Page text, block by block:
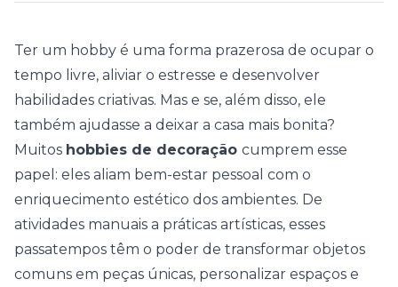
Ter um hobby é uma forma prazerosa de ocupar o
tempo livre, aliviar o estresse e desenvolver
habilidades criativas. Mas e se, além disso, ele
também ajudasse a deixar a casa mais bonita?
Muitos hobbies de decoração cumprem esse
papel: eles aliam bem-estar pessoal com o
enriquecimento estético dos ambientes. De
atividades manuais a práticas artísticas, esses
passatempos têm o poder de transformar objetos
comuns em peças únicas, personalizar espaços e